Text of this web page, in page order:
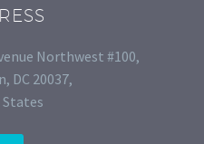
Northwest #100,
DC 20037,